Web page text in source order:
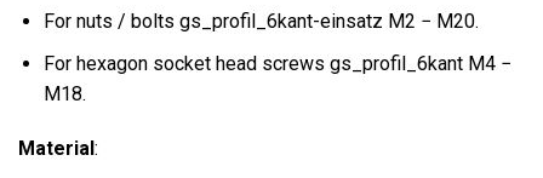
For nuts / bolts gs_profil_6kant-einsatz M2 − M20.
For hexagon socket head screws gs_profil_6kant M4 −
M18.
Material :